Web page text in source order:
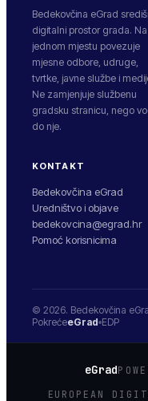
Bedekovčina eGrad
digitalni prostor grada. Na
jednom mjestu povezuje
mjesne odbore, udruge,
tvrtke, javne službe i
Ne zamjenjuje službenu
gradsku stranicu, nego
do nje.
KONTAKT
Bedekovčina eGrad
Uredništvo i objave
bedekovcina@egrad.hr
Pomoć korisnicima
© 2026. Bedekovčina
PokrećeeGrad EDP
eGrad
EUROPEAN